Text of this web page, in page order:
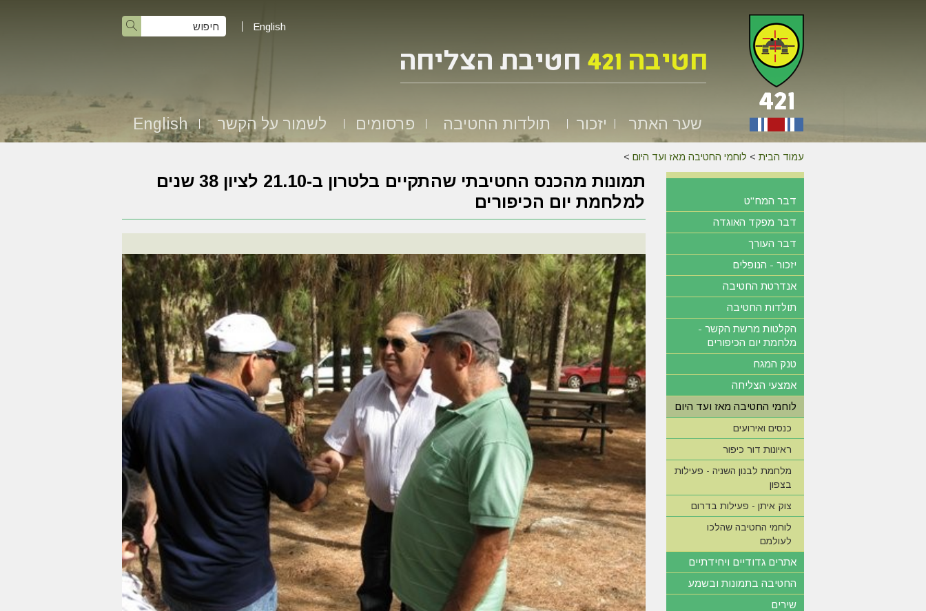
English
שער האתר יזכור תולדות החטיבה פרסומים לשמור על הקשר English
עמוד הבית > לוחמי החטיבה מאז ועד היום >
תמונות מהכנס החטיבתי שהתקיים בלטרון ב-21.10 לציון 38 שנים
למלחמת יום הכיפורים
דבר המח"ט
דבר מפקד האוגדה
דבר העורך
יזכור - הנופלים
אנדרטת החטיבה
תולדות החטיבה
הקלטות מרשת הקשר -
מלחמת יום הכיפורים
טנק המגח
אמצעי הצליחה
לוחמי החטיבה מאז ועד היום
כנסים ואירועים
ראיונות דור כיפור
מלחמת לבנון השניה - פעילות
בצפון
צוק איתן - פעילות בדרום
לוחמי החטיבה שהלכו
לעולמם
אתרים גדודיים ויחידתיים
החטיבה בתמונות ובשמע
שירים